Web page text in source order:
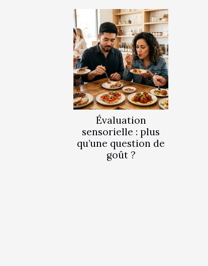
Évaluation
sensorielle : plus
qu’une question de
goût ?